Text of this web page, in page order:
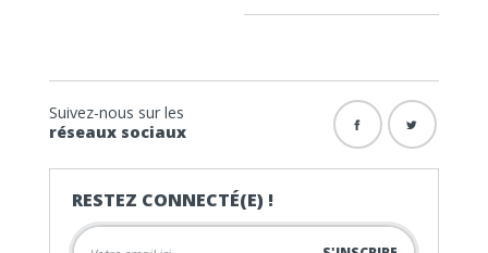
Suivez-nous sur les
réseaux sociaux
RESTEZ CONNECTÉ(E) !